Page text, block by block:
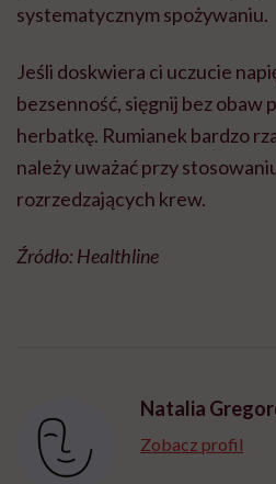
systematycznym spożywaniu.
Jeśli doskwiera ci uczucie
bezsenność, sięgnij bez obaw
herbatkę. Rumianek bardzo
należy uważać przy
rozrzedzających krew.
Źródło: Healthline
Natalia
Zobacz profil